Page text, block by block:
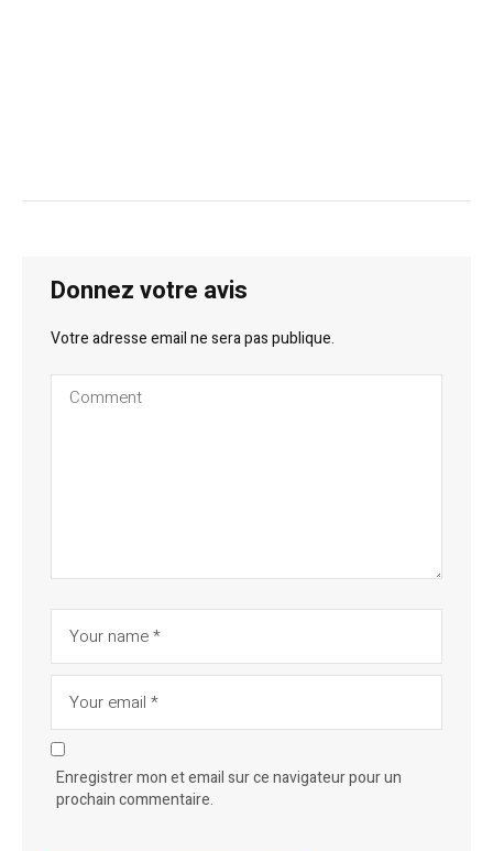
Donnez votre avis
Votre adresse email ne sera pas publique.
Enregistrer mon et email sur ce navigateur pour un
prochain commentaire.